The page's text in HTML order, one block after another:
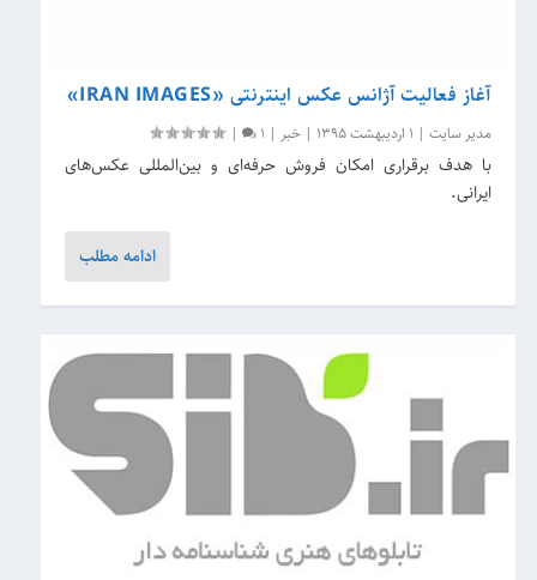
آغاز فعالیت آژانس عکس اینترنتی «IRAN IMAGES»
مدیر سایت | 1 اردیبهشت 1395 | خبر |
1
|
با هدف برقراری امکان فروش حرفه‌ای و بین‌المللی عکس‌های
ایرانی.
ادامه مطلب